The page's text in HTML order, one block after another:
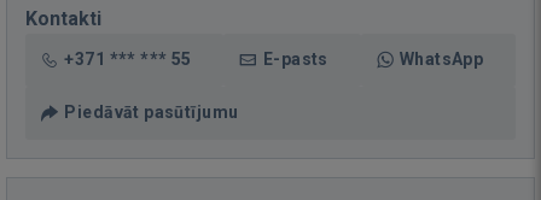
Kontakti
+371 *** *** 55 E-pasts WhatsApp
Piedāvāt pasūtījumu